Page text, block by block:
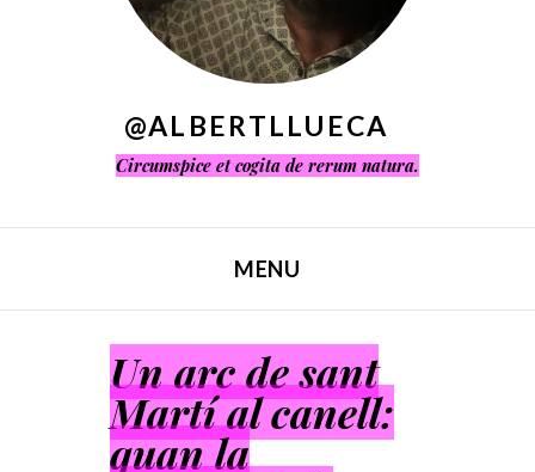
@ALBERTLLUECA
Circumspice et cogita de rerum natura.
MENU
Un arc de sant
Martí al canell:
quan la